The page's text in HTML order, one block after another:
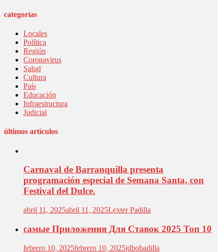
categorías
Locales
Política
Región
Coronavirus
Salud
Cultura
País
Educación
Infraestructura
Judicial
últimos artículos
Carnaval de Barranquilla presenta
programación especial de Semana Santa, con
Festival del Dulce.
abril 11, 2025abril 11, 2025Lexter Padilla
самые Приложения Для Ставок 2025 Топ 10
febrero 10, 2025febrero 10, 2025jdbobadilla